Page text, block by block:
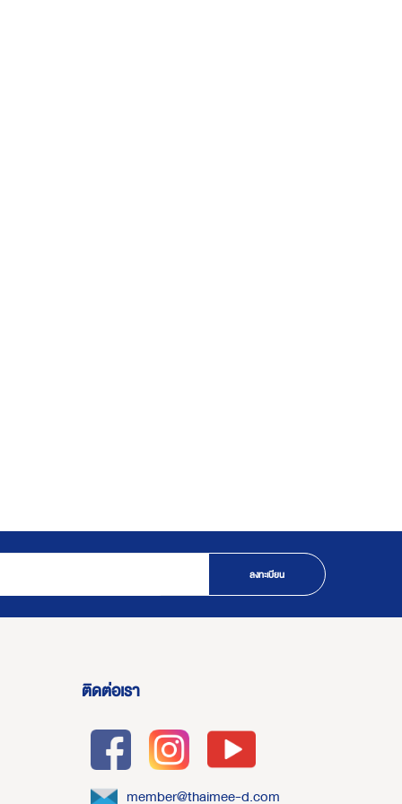
ลงทะเบียน
ติดต่อเรา
member@thaimee-d.com